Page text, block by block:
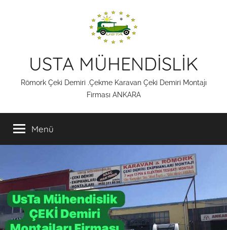
USTA MÜHENDİSLİK
Römork Çeki Demiri .Çekme Karavan Çeki Demiri Montajı
Firması ANKARA
Menü